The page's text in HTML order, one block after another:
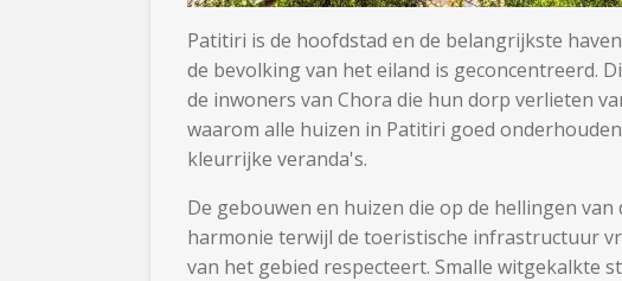
Patitiri is de hoofdstad en de belangrijkste
de bevolking van het eiland is geconcentreerd.
de inwoners van Chora die hun dorp verlieten
waarom alle huizen in Patitiri goed
kleurrijke veranda's.
De gebouwen en huizen die op de hellingen
harmonie terwijl de toeristische infrastructuur
van het gebied respecteert. Smalle witgekalkte